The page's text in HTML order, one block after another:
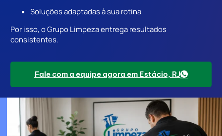
Soluções adaptadas à sua rotina
Por isso, o Grupo Limpeza entrega resultados
consistentes.
Fale com a equipe agora em Estácio, RJ